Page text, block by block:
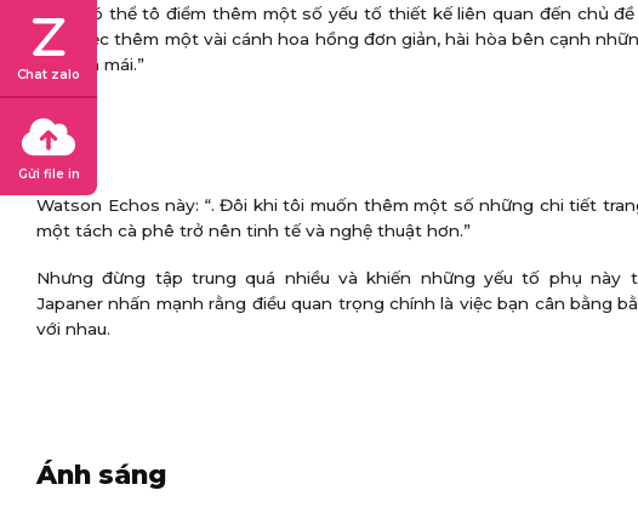
“Bạn có thể tô điểm thêm một số yếu tố thiết kế liên quan đến chủ
hoa, việc thêm một vài cánh hoa hồng đơn giản, hài hòa bên cạnh
và thỏa mái.”
Watson Echos này: “. Đôi khi tôi muốn thêm một số những chi tiết
một tách cà phê trở nên tinh tế và nghệ thuật hơn.”
Nhưng đừng tập trung quá nhiều và khiến những yếu tố phụ này
Japaner nhấn mạnh rằng điều quan trọng chính là việc bạn cân bằng
với nhau.
Ánh sáng
Chat zalo
Gửi file in